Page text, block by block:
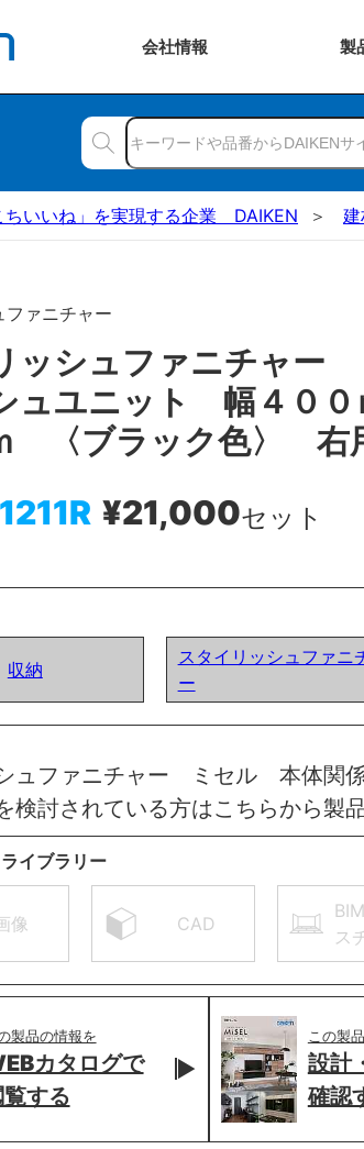
会社情報 製
ちいいね」を実現する企業 DAIKEN
ファニチャー
ッシュファニチャ
ュユニット 幅４０
〈ブラック色〉 右
¥21,000セット
収納
スタイリッシュファニ
ー
ュファニチャー ミセル 本体
検討されている方はこちらから製
イブラリー
像 CAD
ス
製品の情報を
カタログで
覧する
この製
設計
確認